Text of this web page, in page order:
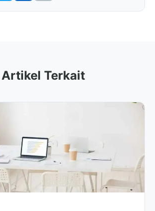
Artikel Terkait